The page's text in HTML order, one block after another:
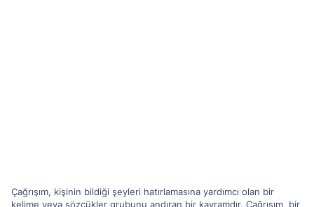
Çağrışım, kişinin bildiği şeyleri hatırlamasına yardımcı olan bir
kelime veya sözcükler grubunu andıran bir kavramdır. Çağrışım, bir